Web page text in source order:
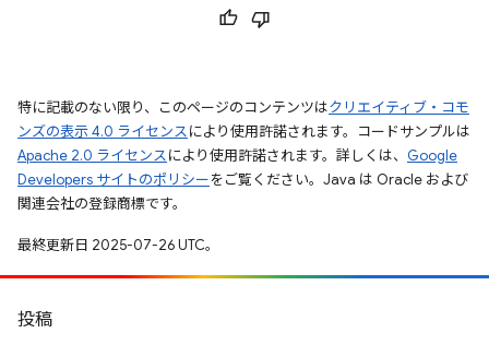
特に記載のない限り、このページのコンテンツはクリエイティブ・コモ
ンズの表示 4.0 ライセンスにより使用許諾されます。コードサンプルは
Apache 2.0 ライセンスにより使用許諾されます。詳しくは、 Google
Developers サイトのポリシーをご覧ください。Java は Oracle および
関連会社の登録商標です。
最終更新日 2025-07-26 UTC。
投稿